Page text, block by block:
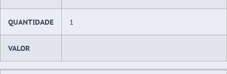
QUANTIDADE 1
VALOR